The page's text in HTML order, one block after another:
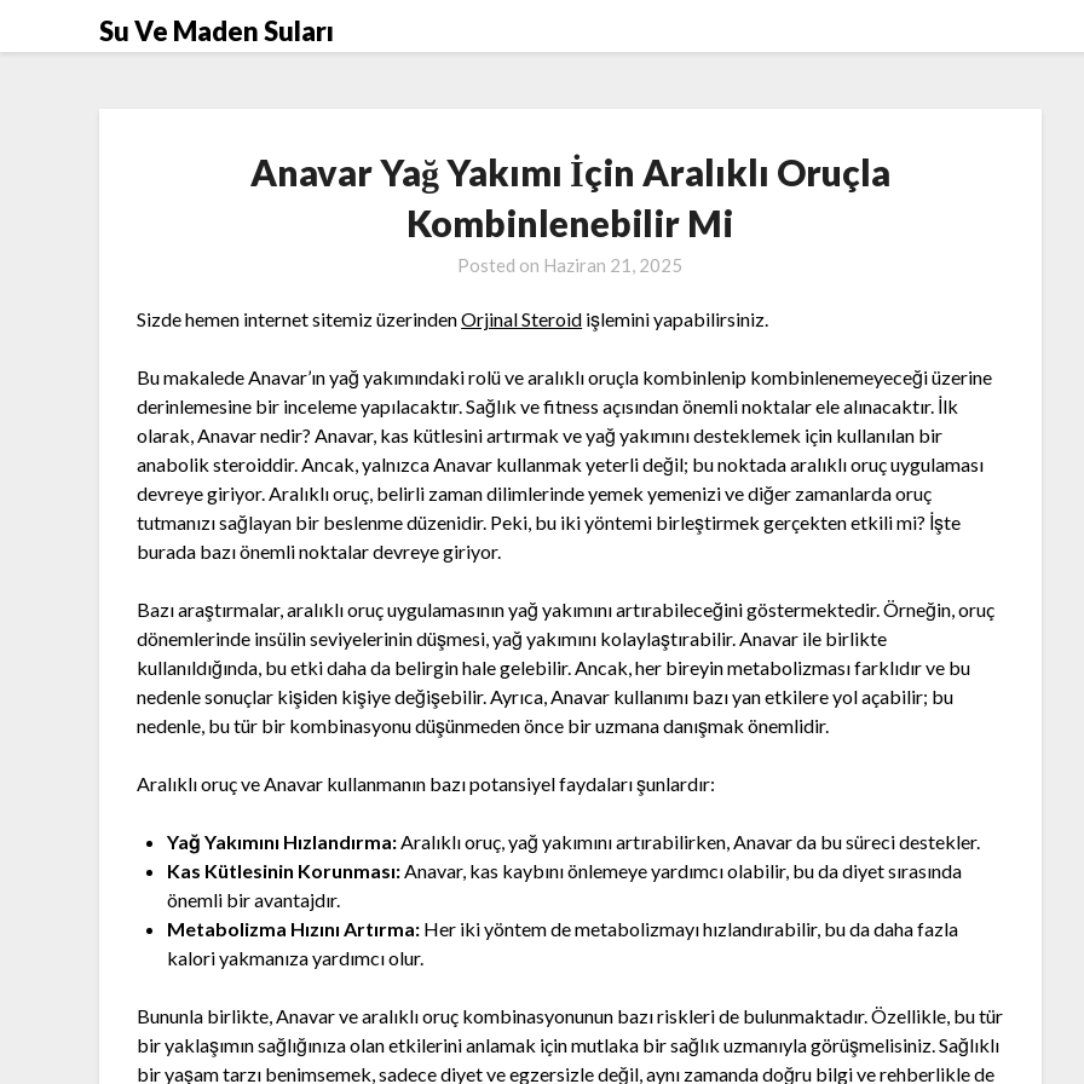
Su Ve Maden Suları
Anavar Yağ Yakımı İçin Aralıklı Oruçla
Kombinlenebilir Mi
Posted on Haziran 21, 2025
Sizde hemen internet sitemiz üzerindenOrjinal Steroid işlemini yapabilirsiniz.
Bu makalede Anavar’ın yağ yakımındaki rolü ve aralıklı oruçla kombinlenip kombinlenemeyeceği üzerine
derinlemesine bir inceleme yapılacaktır. Sağlık ve fitness açısından önemli noktalar ele alınacaktır. İlk
olarak, Anavar nedir? Anavar, kas kütlesini artırmak ve yağ yakımını desteklemek için kullanılan bir
anabolik steroiddir. Ancak, yalnızca Anavar kullanmak yeterli değil; bu noktada aralıklı oruç uygulaması
devreye giriyor. Aralıklı oruç, belirli zaman dilimlerinde yemek yemenizi ve diğer zamanlarda oruç
tutmanızı sağlayan bir beslenme düzenidir. Peki, bu iki yöntemi birleştirmek gerçekten etkili mi? İşte
burada bazı önemli noktalar devreye giriyor.
Bazı araştırmalar, aralıklı oruç uygulamasının yağ yakımını artırabileceğini göstermektedir. Örneğin, oruç
dönemlerinde insülin seviyelerinin düşmesi, yağ yakımını kolaylaştırabilir. Anavar ile birlikte
kullanıldığında, bu etki daha da belirgin hale gelebilir. Ancak, her bireyin metabolizması farklıdır ve bu
nedenle sonuçlar kişiden kişiye değişebilir. Ayrıca, Anavar kullanımı bazı yan etkilere yol açabilir; bu
nedenle, bu tür bir kombinasyonu düşünmeden önce bir uzmana danışmak önemlidir.
Aralıklı oruç ve Anavar kullanmanın bazı potansiyel faydaları şunlardır:
Yağ Yakımını Hızlandırma:Aralıklı oruç, yağ yakımını artırabilirken, Anavar da bu süreci destekler.
Kas Kütlesinin Korunması:Anavar, kas kaybını önlemeye yardımcı olabilir, bu da diyet sırasında
önemli bir avantajdır.
Metabolizma Hızını Artırma: Her iki yöntem de metabolizmayı hızlandırabilir, bu da daha fazla
kalori yakmanıza yardımcı olur.
Bununla birlikte, Anavar ve aralıklı oruç kombinasyonunun bazı riskleri de bulunmaktadır. Özellikle, bu tür
bir yaklaşımın sağlığınıza olan etkilerini anlamak için mutlaka bir sağlık uzmanıyla görüşmelisiniz. Sağlıklı
bir yaşam tarzı benimsemek, sadece diyet ve egzersizle değil, aynı zamanda doğru bilgi ve rehberlikle de